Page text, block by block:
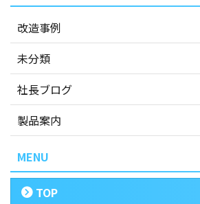
改造事例
未分類
社長ブログ
製品案内
MENU
TOP